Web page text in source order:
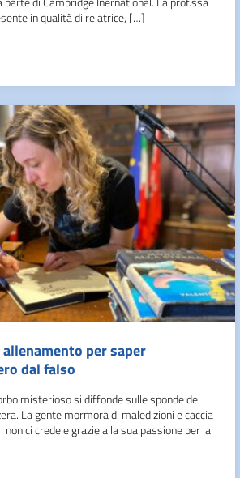
in qualità di relatrice, […]
per saper
dal falso
misterioso si diffonde sulle sponde del
La gente mormora di maledizioni e caccia
ci crede e grazie alla sua passione per la